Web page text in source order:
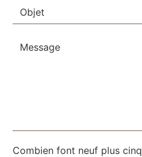
Combien font neuf plus cinq